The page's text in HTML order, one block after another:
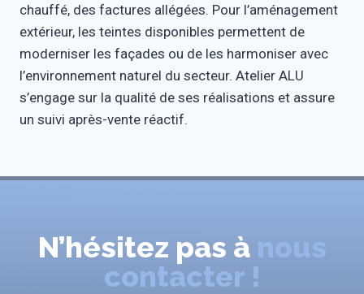
chauffé, des factures allégées. Pour l’aménagement
extérieur, les teintes disponibles permettent de
moderniser les façades ou de les harmoniser avec
l’environnement naturel du secteur. Atelier ALU
s’engage sur la qualité de ses réalisations et assure
un suivi après-vente réactif.
N’hésitez pas à nous
contacter !